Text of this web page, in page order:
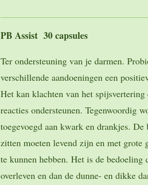
PB Assist 30 capsules
Ter ondersteuning van je darmen.
verschillende aandoeningen een
Het kan klachten van het spijsvertering
reacties ondersteunen. Tegenwoordig
toegevoegd aan kwark en drankjes.
zitten moeten levend zijn en met grote
te kunnen hebben. Het is de bedoeling
overleven en dan de dunne- en dikke